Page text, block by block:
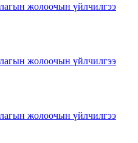
жолоочын үйлчилгээ
жолоочын үйлчилгээ
жолоочын үйлчилгээ